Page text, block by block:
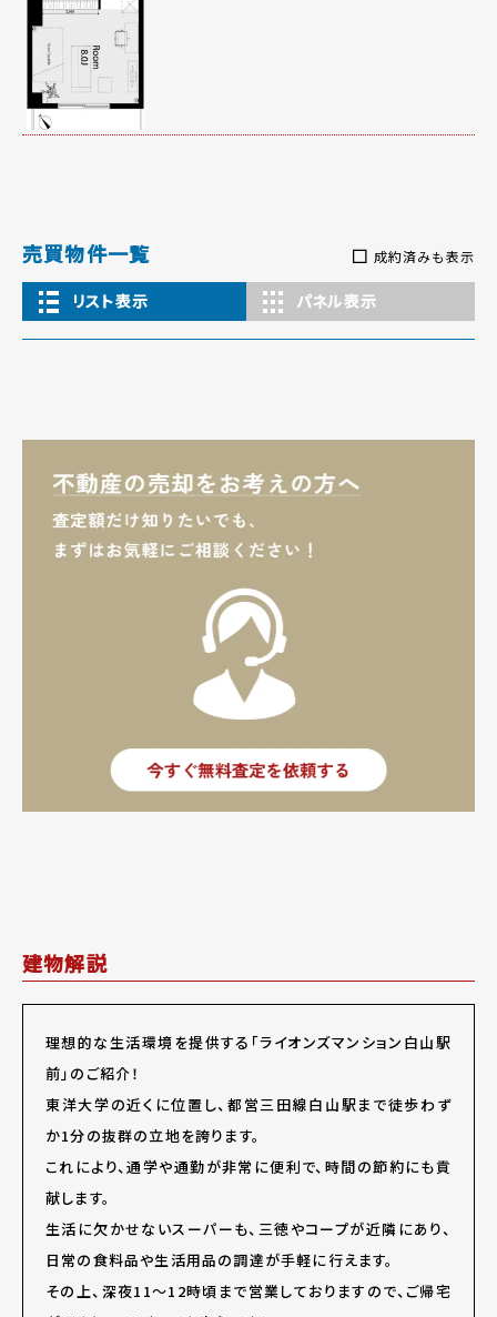
売買物件一覧 成約済みも表示
リスト表示 パネル表示
建物解説
理想的な生活環境を提供する「ライオンズマンション白山駅
前」のご紹介！
東洋大学の近くに位置し、都営三田線白山駅まで徒歩わず
か1分の抜群の立地を誇ります。
これにより、通学や通勤が非常に便利で、時間の節約にも貢
献します。
生活に欠かせないスーパーも、三徳やコープが近隣にあり、
日常の食料品や生活用品の調達が手軽に行えます。
その上、深夜11～12時頃まで営業しておりますので、ご帰宅